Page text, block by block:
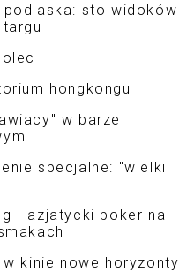
sto widoków
targu
hongkongu
w barze
specjalne: "wielki
- azjatycki poker na
kinie nowe horyzonty